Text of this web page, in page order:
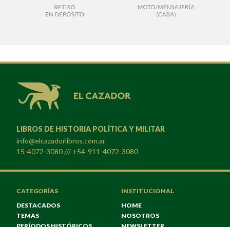
LIBROS DE HISTORIA POLÍTICA Y MILITAR
info@elcazadorlibros.com.ar
15-4072-3080 /// +54-911-4072-3080
CATEGORÍAS
DESTACADOS
TEMAS
INSTITUCIONAL
HOME
NOSOTROS